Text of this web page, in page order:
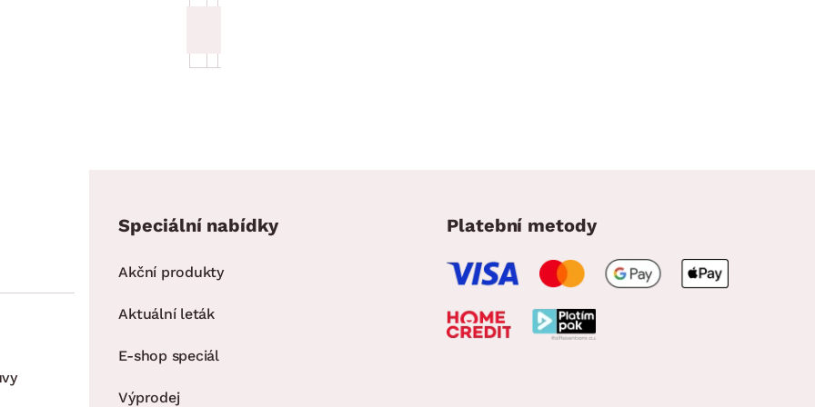
Speciální nabídky
Akční produkty
Aktuální leták
E-shop speciál
Výprodej
Platební metody